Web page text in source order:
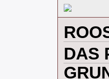
‎DAS